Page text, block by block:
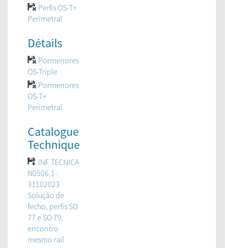
Perfis OS-T+
Perimetral
Détails
Pormenores
OS-Triple
Pormenores
OS-T+
Perimetral
Catalogue
Technique
INF TECNICA
N0506.1-
31102023
Solução de
fecho, perfis SO
77 e SO 79,
encontro
mesmo rail